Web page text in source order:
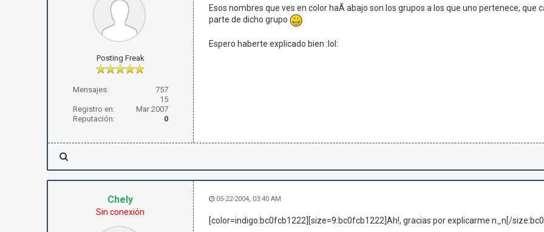
Posting Freak
Mensajes:
757
15
Registro en:
Mar 2007
Reputación:
0
Esos nombres que ves en color haÃ­ abajo son los grupos a los que uno pertenece,
parte de dicho grupo
Espero haberte explicado bien :lol:
Chely
Sin conexión
05-22-2004, 03:40 AM
[color=indigo:bc0fcb1222][size=9:bc0fcb1222]Ah!, gracias por explicarme n_n[/